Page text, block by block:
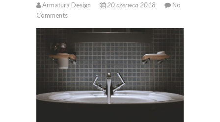
Armatura Design 20 czerwca 2018
No
Comments